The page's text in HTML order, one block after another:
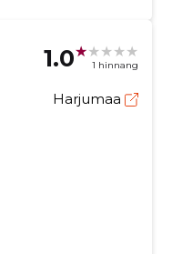
1.0 1 hinnang
Harjumaa